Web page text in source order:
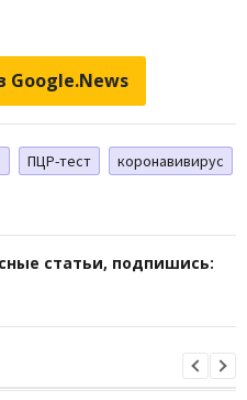
Google.News
ПЦР-тест
коронавивирус
статьи, подпишись: